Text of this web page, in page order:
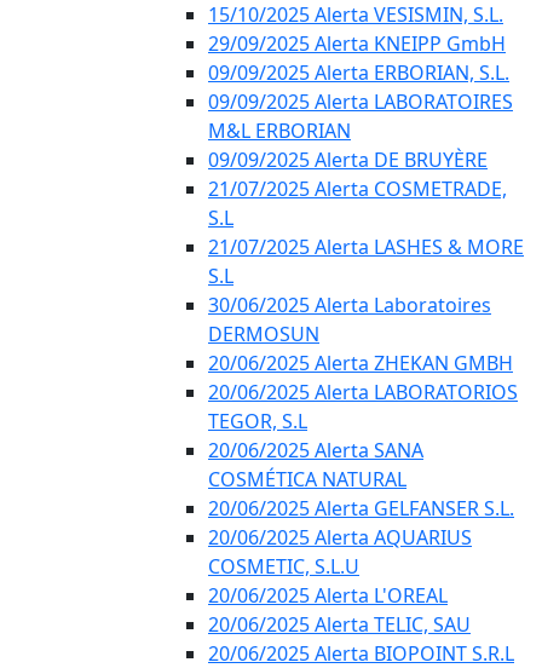
15/10/2025 Alerta VESISMIN, S.L.
29/09/2025 Alerta KNEIPP GmbH
09/09/2025 Alerta ERBORIAN, S.L.
09/09/2025 Alerta LABORATOIRES
M&L ERBORIAN
09/09/2025 Alerta DE BRUYÈRE
21/07/2025 Alerta COSMETRADE,
S.L
21/07/2025 Alerta LASHES & MORE
S.L
30/06/2025 Alerta Laboratoires
DERMOSUN
20/06/2025 Alerta ZHEKAN GMBH
20/06/2025 Alerta LABORATORIOS
TEGOR, S.L
20/06/2025 Alerta SANA
COSMÉTICA NATURAL
20/06/2025 Alerta GELFANSER S.L.
20/06/2025 Alerta AQUARIUS
COSMETIC, S.L.U
20/06/2025 Alerta L'OREAL
20/06/2025 Alerta TELIC, SAU
20/06/2025 Alerta BIOPOINT S.R.L